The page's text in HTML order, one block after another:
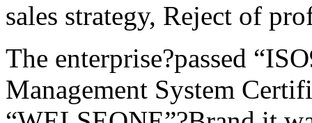
sales strategy, Reject of
The enterprise?passed
Management System